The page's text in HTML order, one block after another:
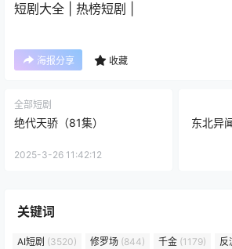
短剧大全 | 热榜短剧 |
海报分享 收藏
全部短剧
绝代天骄（81集）
2025-3-26 11:42:12
东北异
关键词
AI短剧 (3520) 修罗场 (844) 千金 (1179) 反